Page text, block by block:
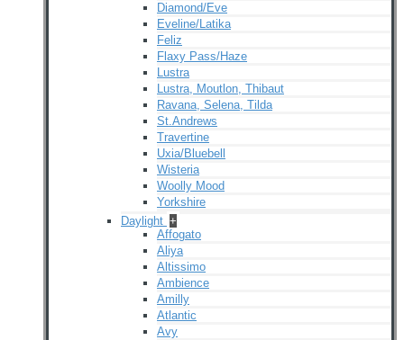
Diamond/Eve
Eveline/Latika
Feliz
Flaxy Pass/Haze
Lustra
Lustra, Moutlon, Thibaut
Ravana, Selena, Tilda
St.Andrews
Travertine
Uxia/Bluebell
Wisteria
Woolly Mood
Yorkshire
Daylight +
Affogato
Aliya
Altissimo
Ambience
Amilly
Atlantic
Avy